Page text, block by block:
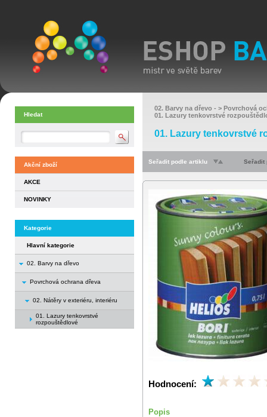
Hledat
Akční zboží
AKCE
NOVINKY
Kategorie
Hlavní kategorie
02. Barvy na dřevo
Povrchová ochrana dřeva
02. Nátěry v exteriéru, interiéru
01. Lazury tenkovrstvé
rozpouštědlové
02. Barvy na dřevo - > Povrchová
01. Lazury tenkovrstvé
01. Lazury tenkovrstvé
Seřadit podle artiklu Seřadit
Hodnocení:
Popis